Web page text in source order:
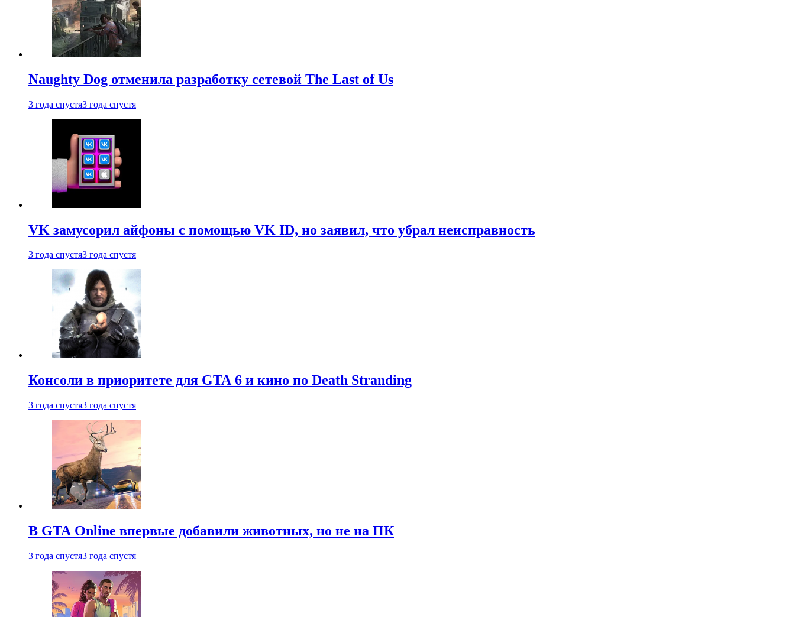
Naughty Dog отменила разработку сетевой The Last of Us
3 года спустя3 года спустя
VK замусорил айфоны с помощью VK ID, но заявил, что убрал неисправность
3 года спустя3 года спустя
Консоли в приоритете для GTA 6 и кино по Death Stranding
3 года спустя3 года спустя
В GTA Online впервые добавили животных, но не на ПК
3 года спустя3 года спустя